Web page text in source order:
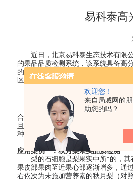
欢迎您！
来自局域网的
助您的吗？
易科泰高
近日，北京易科泰生态技术有限
的果品品质检测系统，该系统具备高
的数据成果。利用该系统对鸡爪病侵染
区域的反射光谱差异明显，可进一步
水果的外部美学外观和良好的
合，在食品药品等领域的检测鉴定及
且高光谱成像技术具有快速、准确、
种高效便捷的方法。
应用案例一：秋月梨果实品质检测
梨的石细胞是梨果实中所*的，
果皮部果肉至近果心部逐渐增多，通
右依次为未施加营养素的秋月梨（对